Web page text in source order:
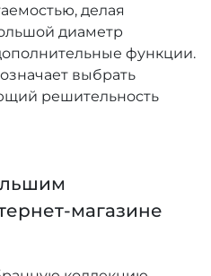
делая
диаметр
функции.
выбрать
решительность
магазине